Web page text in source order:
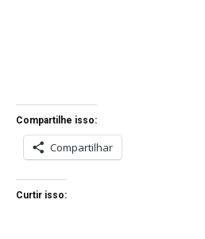
Compartilhe isso:
Compartilhar
Curtir isso: